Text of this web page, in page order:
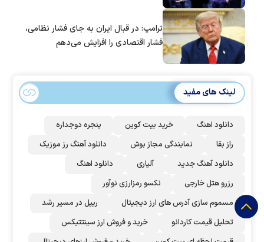
ترامپ: در قبال ایران به جای فشار نظامی،
فشار اقتصادی را افزایش می‌دهم
لینک های مفید
دانلود اهنگ خرید بیت کوین
پنجره دوجداره
راز بقا
نمایندگی مجاز بوش
دانلود آهنگ رز‌ موزیک
دانلود آهنگ جدید
آلپاری
دانلود اهنگ
رزرو هتل خارجی
نکسو رمزارزی نوآور
مسموم سازی آدرس های ارز دیجیتال
ریپل در مسیر رشد
تحلیل قیمت کاردانو
خرید و فروش ارز سینتتیکس